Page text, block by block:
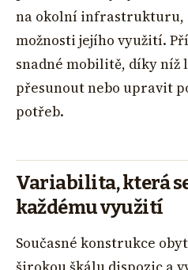
na okolní infrastrukturu,
možnosti jejího využití.
snadné mobilitě, díky
přesunout nebo upravit
potřeb.
Variabilita, která
každému využití
Současné konstrukce